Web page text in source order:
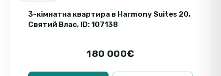
3-кімнатна квартира в Harmony Suites 20,
Святий Влас, ID: 107138
180 000€